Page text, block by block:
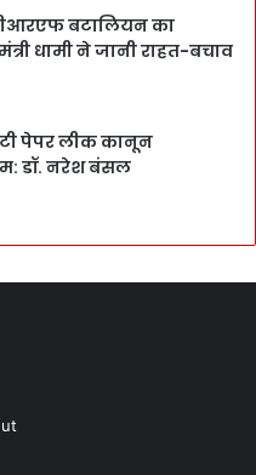
बटालियन का
धामी ने जानी राहत-बचाव
पेपर लीक कानून
डॉ. नरेश बंसल